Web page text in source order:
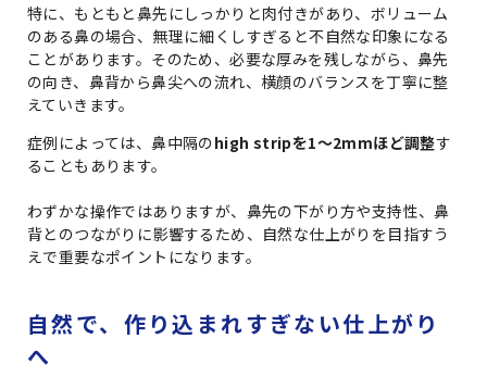
特に、もともと鼻先にしっかりと肉付きがあり、ボリューム
のある鼻の場合、無理に細くしすぎると不自然な印象になる
ことがあります。そのため、必要な厚みを残しながら、鼻先
の向き、鼻背から鼻尖への流れ、横顔のバランスを丁寧に整
えていきます。
症例によっては、鼻中隔のhigh stripを1〜2mmほど調整す
ることもあります。
わずかな操作ではありますが、鼻先の下がり方や支持性、鼻
背とのつながりに影響するため、自然な仕上がりを目指すう
えで重要なポイントになります。
自然で、作り込まれすぎない仕上がり
へ